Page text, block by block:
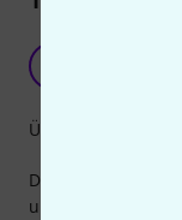
Der Notenchecker
und passt mit
Übersichtlichkeit